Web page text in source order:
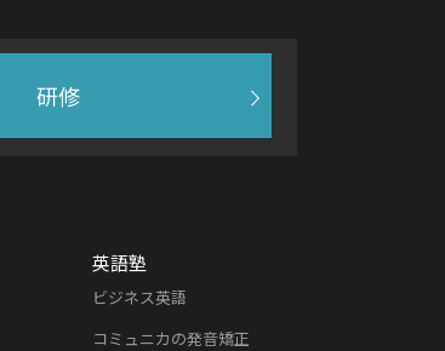
研修
英語塾
ビジネス英語
コミュニカの発音矯正